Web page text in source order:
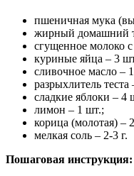
пшеничная мука
жирный домашний
сгущенное молоко
куриные яйца – 3
сливочное масло –
разрыхлитель теста
сладкие яблоки – 4
лимон – 1 шт.;
корица (молотая) –
мелкая соль – 2-3 г.
Пошаговая инструкция: